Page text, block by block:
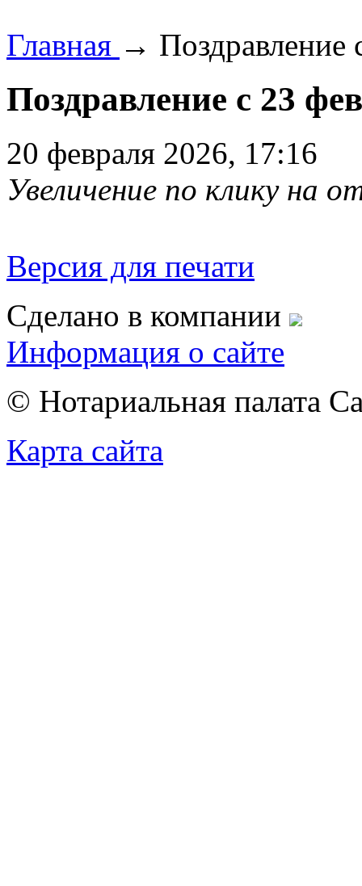
Главная → Поздравление
Поздравление с 23
20 февраля 2026, 17:16
Увеличение по клику на
Версия для печати
Сделано в компании
Информация о сайте
© Нотариальная палата
Карта сайта